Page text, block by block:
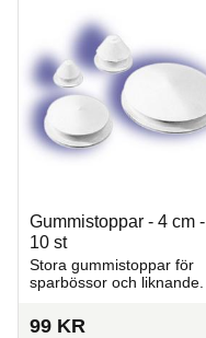
Gummistoppar - 4 cm -
10 st
Stora gummistoppar för
sparbössor och liknande.
99 KR